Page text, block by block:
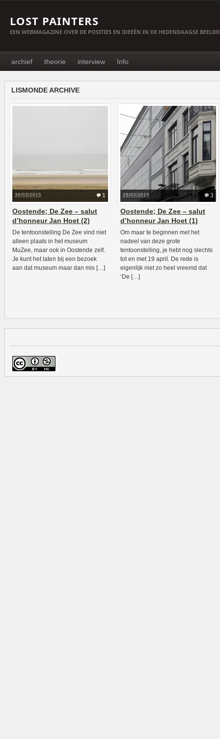
LOST PAINTERS
EEN WEBMAGAZINE OVER DE POSITIES EN IDEEËN IN DE HEDENDAAGSE
archief theorie interview Info
LISMONDE ARCHIVE
1
30/03/2015
Oostende; De Zee – salut
d’honneur Jan Hoet (2)
De tentoonstelling De Zee vind niet
alleen plaats in het museum
MuZee, maar ook in Oostende zelf.
Je kunt het laten bij een bezoek
aan dat museum maar dan mis […]
3
28/03/2015
Oostende; De Zee – salut
d’honneur Jan Hoet (1)
Om maar te beginnen met het
nadeel van deze grote
tentoonstelling, je hebt nog slechts
tot en met 19 april. De rede is
eigenlijk niet zo heel vreemd dat
‘De […]